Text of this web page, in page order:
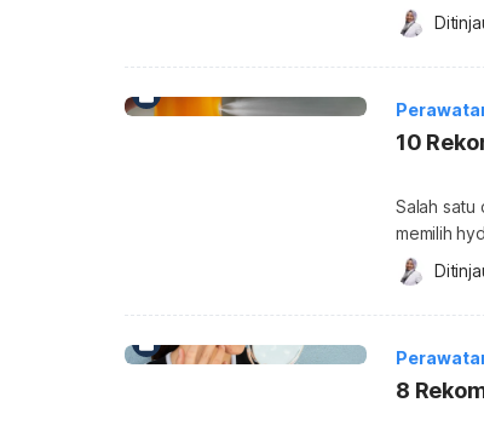
dengan
Namun,
essence
10
Salah satu
memilih
panjang.
kulit
8